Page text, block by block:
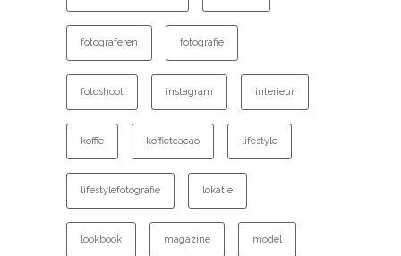
fotograferen fotografie
fotoshoot instagram interieur
koffie koffietcacao lifestyle
lifestylefotografie lokatie
lookbook magazine model